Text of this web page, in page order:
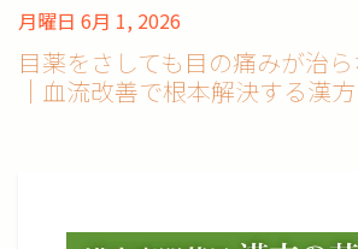
月曜日 6月 1, 2026
目薬をさしても目の痛みが治
｜血流改善で根本解決する漢